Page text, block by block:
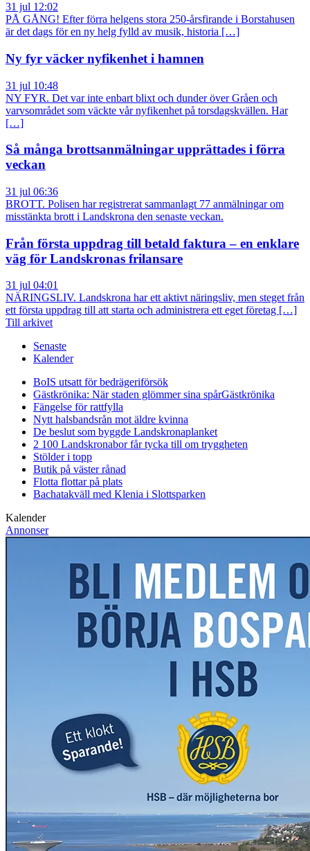
31 jul 12:02
PÅ GÅNG! Efter förra helgens stora 250-årsfirande i Borstahusen
är det dags för en ny helg fylld av musik, historia […]
Ny fyr väcker nyfikenhet i hamnen
31 jul 10:48
NY FYR. Det var inte enbart blixt och dunder över Gråen och
varvsområdet som väckte vår nyfikenhet på torsdagskvällen. Har
[…]
Så många brottsanmälningar upprättades i förra
veckan
31 jul 06:36
BROTT. Polisen har registrerat sammanlagt 77 anmälningar om
misstänkta brott i Landskrona den senaste veckan.
Från första uppdrag till betald faktura – en enklare
väg för Landskronas frilansare
31 jul 04:01
NÄRINGSLIV. Landskrona har ett aktivt näringsliv, men steget från
ett första uppdrag till att starta och administrera ett eget företag […]
Till arkivet
Senaste
Kalender
BoIS utsatt för bedrägeriförsök
Gästkrönika: När staden glömmer sina spårGästkrönika
Fängelse för rattfylla
Nytt halsbandsrån mot äldre kvinna
De beslut som byggde Landskronaplanket
2 100 Landskronabor får tycka till om tryggheten
Stölder i topp
Butik på väster rånad
Flotta flottar på plats
Bachatakväll med Klenia i Slottsparken
Kalender
Annonser